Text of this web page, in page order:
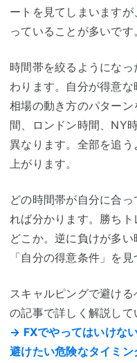
ートを見てしまいます
っていることが多いです。
時間帯を絞るようにな
わります。自分が得意な
相場の動き方のパター
間、ロンドン時間、NY
異なります。全部を追
上がります。
どの時間帯が自分に合
れば分かります。勝ち
どこか。逆に負けが多
「自分の得意条件」を
スキャルピングで避け
の記事で詳しく解説して
→ FXでやってはいけな
避けたい危険なタイミン